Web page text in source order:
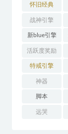
怀旧经典
战神引擎
新blue引擎
活跃度奖励
特戒引擎
神器
脚本
远哭